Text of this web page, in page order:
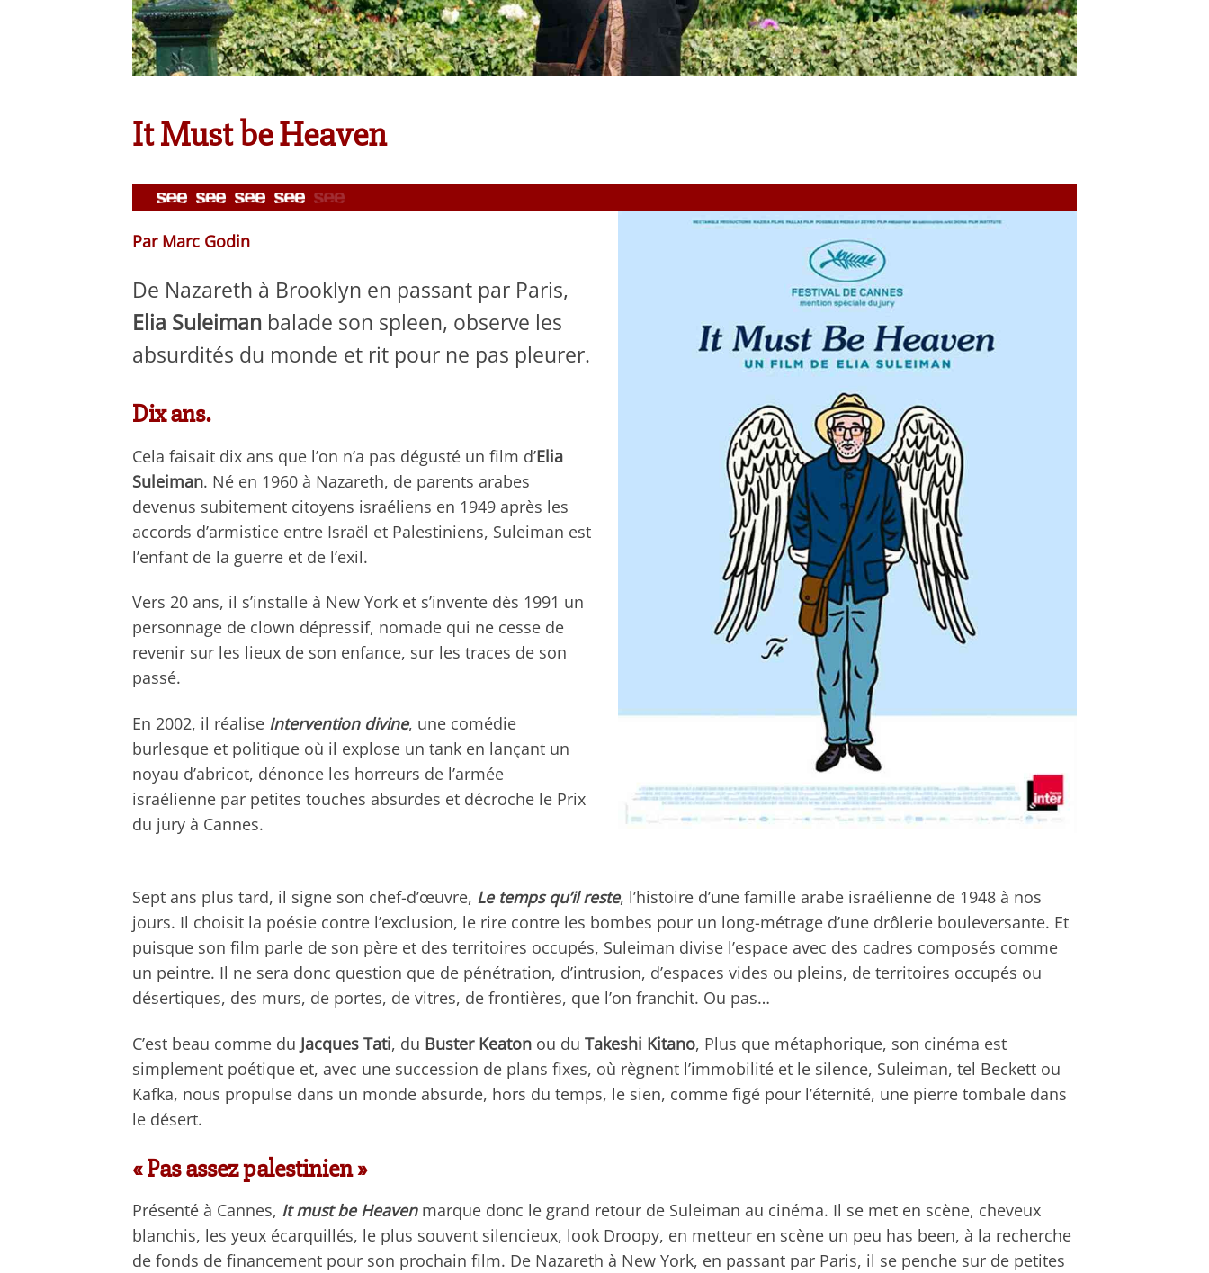
It Must be Heaven
Par Marc Godin
De Nazareth à Brooklyn en passant par Paris,
Elia Suleiman balade son spleen, observe les
absurdités du monde et rit pour ne pas pleurer.
Dix ans.
Cela faisait dix ans que l’on n’a pas dégusté un film d’Elia
Suleiman. Né en 1960 à Nazareth, de parents arabes
devenus subitement citoyens israéliens en 1949 après les
accords d’armistice entre Israël et Palestiniens, Suleiman est
l’enfant de la guerre et de l’exil.
Vers 20 ans, il s’installe à New York et s’invente dès 1991 un
personnage de clown dépressif, nomade qui ne cesse de
revenir sur les lieux de son enfance, sur les traces de son
passé.
En 2002, il réalise Intervention divine, une comédie
burlesque et politique où il explose un tank en lançant un
noyau d’abricot, dénonce les horreurs de l’armée
israélienne par petites touches absurdes et décroche le Prix
du jury à Cannes.
Sept ans plus tard, il signe son chef-d’œuvre, Le temps qu’il reste, l’histoire d’une famille arabe israélienne de 1948 à nos
jours. Il choisit la poésie contre l’exclusion, le rire contre les bombes pour un long-métrage d’une drôlerie bouleversante. Et
puisque son film parle de son père et des territoires occupés, Suleiman divise l’espace avec des cadres composés comme
un peintre. Il ne sera donc question que de pénétration, d’intrusion, d’espaces vides ou pleins, de territoires occupés ou
désertiques, des murs, de portes, de vitres, de frontières, que l’on franchit. Ou pas…
C’est beau comme du Jacques Tati, du Buster Keaton ou du Takeshi Kitano, Plus que métaphorique, son cinéma est
simplement poétique et, avec une succession de plans fixes, où règnent l’immobilité et le silence, Suleiman, tel Beckett ou
Kafka, nous propulse dans un monde absurde, hors du temps, le sien, comme figé pour l’éternité, une pierre tombale dans
le désert.
« Pas assez palestinien »
Présenté à Cannes, It must be Heavenmarque donc le grand retour de Suleiman au cinéma. Il se met en scène, cheveux
blanchis, les yeux écarquillés, le plus souvent silencieux, look Droopy, en metteur en scène un peu has been, à la recherche
de fonds de financement pour son prochain film. De Nazareth à New York, en passant par Paris, il se penche sur de petites